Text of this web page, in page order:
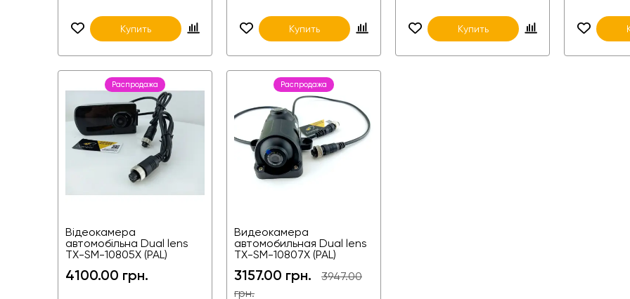
Купить Купить Купить
Распродажа
Відеокамера
автомобільна Dual lens
TX-SM-10805X (PAL)
4100.00 грн.
Распродажа
Видеокамера
автомобильная Dual lens
TX-SM-10807X (PAL)
3157.00 грн.
3947.00
грн.